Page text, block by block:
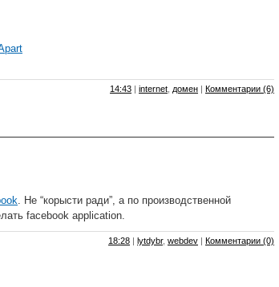
14:43 | internet домен | Комментарии (6)
. Не “корысти ради”, а по производственной
facebook application.
18:28 | lytdybr, webdev | Комментарии (0)